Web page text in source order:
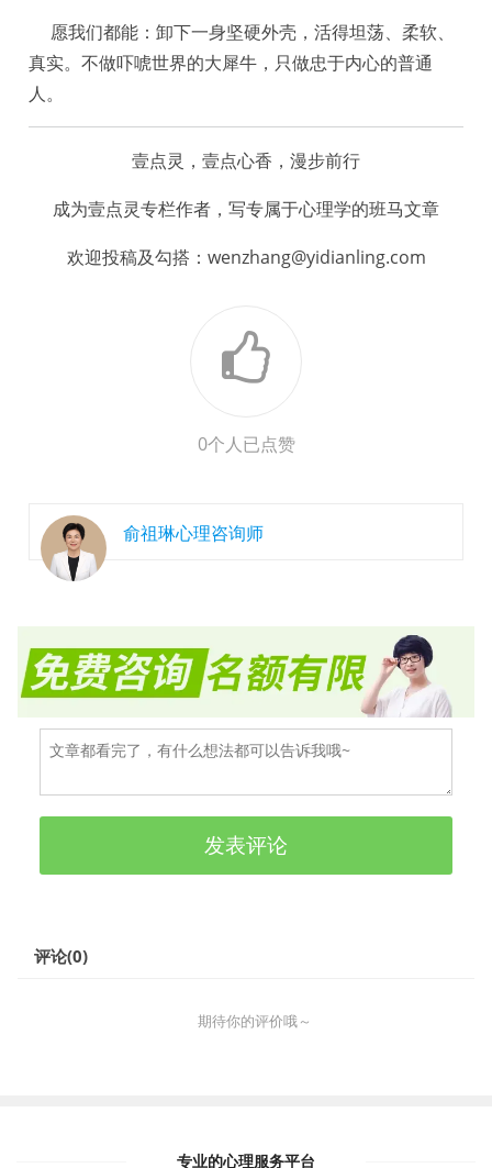
愿我们都能：卸下一身坚硬外壳，活得坦荡、柔软、
真实。不做吓唬世界的大犀牛，只做忠于内心的普通
人。
壹点灵，壹点心香，漫步前行
成为壹点灵专栏作者，写专属于心理学的班马文章
欢迎投稿及勾搭：wenzhang@yidianling.com
0个人已点赞
俞祖琳心理咨询师
发表评论
评论(0)
期待你的评价哦～
专业的心理服务平台